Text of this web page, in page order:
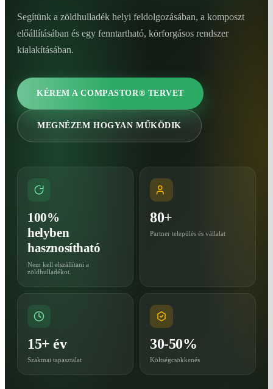
Segítünk a zöldhulladék helyi feldolgozásában, a komposzt
előállításában és egy fenntartható, körforgásos rendszer
kialakításában.
KÉREM A COMPASTOR® TERVET
MEGNÉZEM HOGYAN MŰKÖDIK
100%
helyben
hasznosítható
Nem kell elszállítani a
zöldhulladékot.
80+
Partner település és vállalat
15+ év
Szakmai tapasztalat
30-50%
Költségcsökkenés